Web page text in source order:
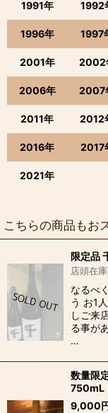
1991年 1992
1996年 1997
2001年 2002
2006年 2007
2011年 2012
2016年 2017
2021年
こちらの商品もお
限定品
店頭在
なるべ
う お1
しご来
る事が
…
数量限
750mL
9,000